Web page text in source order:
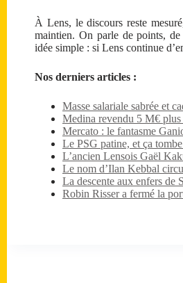
À Lens, le discours reste
maintien. On parle de points,
idée simple : si Lens continue
Nos derniers articles :
Masse salariale sabrée et
Medina revendu 5 M€
Mercato : le fantasme
Le PSG patine, et ça
L’ancien Lensois Gaël
Le nom d’Ilan Kebbal
La descente aux enfers de
Robin Risser a fermé la